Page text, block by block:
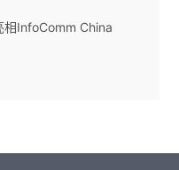
相InfoComm China